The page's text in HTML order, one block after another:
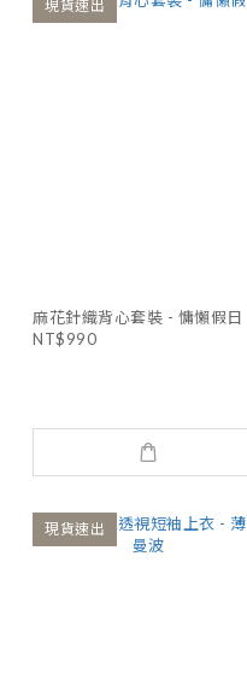
現貨速出
麻花針織背心套裝 - 慵懶假日
NT$990
現貨速出